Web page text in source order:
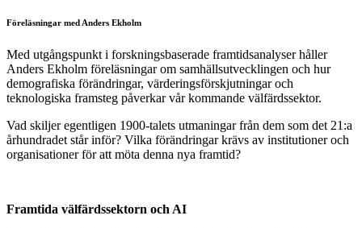
Föreläsningar med Anders Ekholm
Med utgångspunkt i forskningsbaserade framtidsanalyser håller
Anders Ekholm föreläsningar om samhällsutvecklingen och hur
demografiska förändringar, värderingsförskjutningar och
teknologiska framsteg påverkar vår kommande välfärdssektor.
Vad skiljer egentligen 1900-talets utmaningar från dem som det 21:a
århundradet står inför? Vilka förändringar krävs av institutioner och
organisationer för att möta denna nya framtid?
Framtida välfärdssektorn och AI